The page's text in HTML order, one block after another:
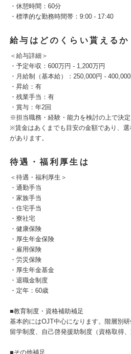
・休憩時間：60分
・標準的な勤務時間帯：9:00 - 17:40
給与はどのくらい貰えるか
＜給与詳細＞
・予定年収：600万円 - 1,200万円
・月給制（基本給）：250,000円 - 400,000
・昇給：有
・残業手当：有
・賞与：年2回
※担当職務・経験・能力を検討の上で決定
※賃金はあくまでも目安の金額であり、
があります。
待遇・福利厚生は
＜待遇・福利厚生＞
・通勤手当
・家族手当
・住宅手当
・寮社宅
・健康保険
・厚生年金保険
・雇用保険
・労災保険
・厚生年金基金
・退職金制度
・定年：60歳
■教育制度・資格補助補足
基本的にはOJT中心になります。階層別
留学制度、自己啓発援助制度（資格取得
■その他補足